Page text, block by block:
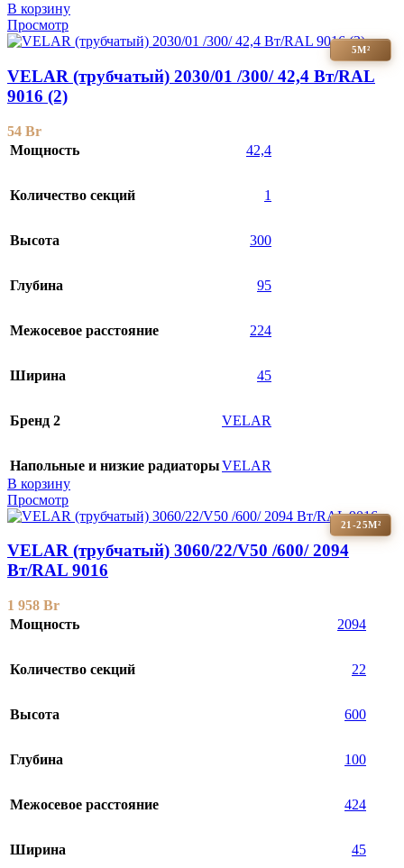
В корзину
Просмотр
5М²
VELAR (трубчатый) 2030/01 /300/ 42,4 Bт/RAL
9016 (2)
54 Br
Мощность
42,4
Количество секций 1
Высота 300
Глубина 95
Межосевое расстояние 224
Ширина 45
Бренд 2 VELAR
Напольные и низкие радиаторыVELAR
В корзину
Просмотр
21-25М²
VELAR (трубчатый) 3060/22/V50 /600/ 2094
Bт/RAL 9016
1 958 Br
Мощность
2094
Количество секций 22
Высота 600
Глубина 100
Межосевое расстояние 424
Ширина 45